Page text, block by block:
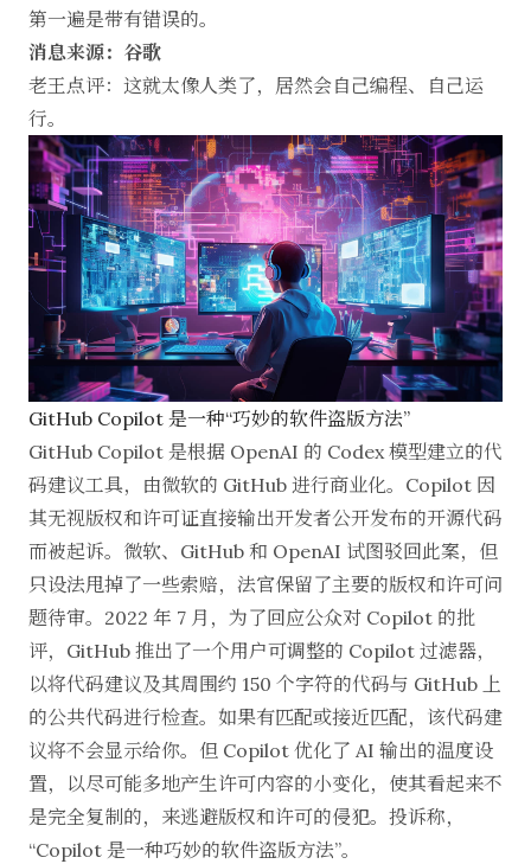
第一遍是带有错误的。
消息来源：谷歌
老王点评：这就太像人类了，居然会自己编程、自己运
行。
GitHub Copilot 是一种“巧妙的软件盗版方法”
GitHub Copilot 是根据 OpenAI 的 Codex 模型建立的代
码建议工具，由微软的 GitHub 进行商业化。Copilot 因
其无视版权和许可证直接输出开发者公开发布的开源代码
而被起诉。微软、GitHub 和 OpenAI 试图驳回此案，但
只设法甩掉了一些索赔，法官保留了主要的版权和许可问
题待审。2022 年 7 月，为了回应公众对 Copilot 的批
评，GitHub 推出了一个用户可调整的 Copilot 过滤器，
以将代码建议及其周围约 150 个字符的代码与 GitHub 上
的公共代码进行检查。如果有匹配或接近匹配，该代码建
议将不会显示给你。但 Copilot 优化了 AI 输出的温度设
置，以尽可能多地产生许可内容的小变化，使其看起来不
是完全复制的，来逃避版权和许可的侵犯。投诉称，
“Copilot 是一种巧妙的软件盗版方法”。